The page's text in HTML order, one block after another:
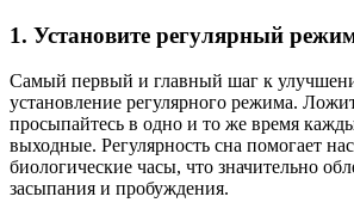
1. Установите регулярный
Самый первый и главный шаг к
установление регулярного режима.
просыпайтесь в одно и то же время
выходные. Регулярность сна помогает
биологические часы, что значительно
засыпания и пробуждения.